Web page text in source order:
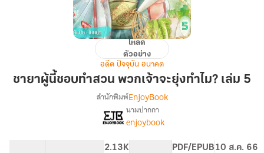
ชายา
นี้
โหลด
ตัวอย่าง
อดีต ปัจจุบัน อนาคต
ชายาผู้นี้ชอบทำสวน พวกเจ้าจะยุ่งทำไม? เล่ม 5
เรื่อง [จบ]
ชายา
สำนักพิมพ์EnjoyBook
นามปากกา
enjoybook
2.13K PDF/EPUB10 ส.ค. 66